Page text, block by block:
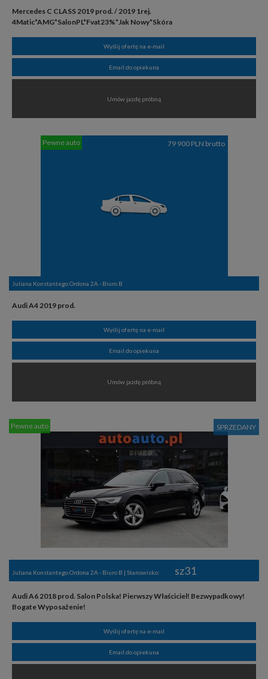
Mercedes C CLASS 2019 prod. / 2019 1rej.
4Matic*AMG*SalonPL*Fvat23%*Jak Nowy*Skóra
Wyślij ofertę na e-mail
Email do opiekuna
Umów jazdę próbną
79 900 PLN brutto
Pewne auto
Juliana Konstantego Ordona 2A - Biuro B
Audi A4 2019 prod.
Wyślij ofertę na e-mail
Email do opiekuna
Umów jazdę próbną
SPRZEDANY
Pewne auto
Juliana Konstantego Ordona 2A - Biuro B | Stanowisko: sz31
Audi A6 2018 prod. Salon Polska! Pierwszy Właściciel! Bezwypadkowy!
Bogate Wyposażenie!
Wyślij ofertę na e-mail
Email do opiekuna